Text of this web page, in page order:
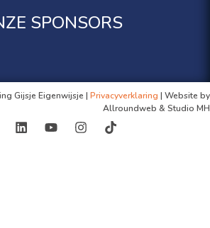
SPONSORS
Gijsje Eigenwijsje | Privacyverklaring | Website by
Allroundweb & Studio MH